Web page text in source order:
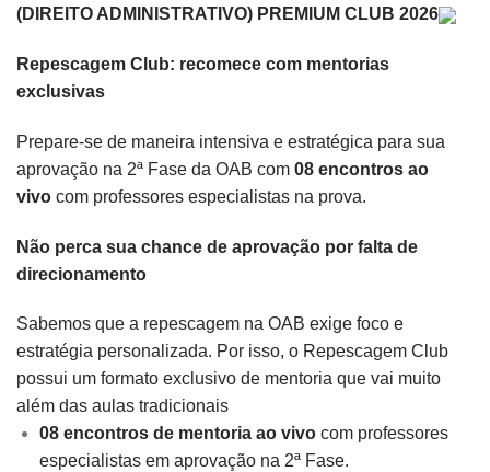
(DIREITO ADMINISTRATIVO) PREMIUM CLUB 2026
Repescagem Club: recomece com mentorias
exclusivas
Prepare-se de maneira intensiva e estratégica para sua
aprovação na 2ª Fase da OAB com 08 encontros ao
vivo com professores especialistas na prova.
Não perca sua chance de aprovação por falta de
direcionamento
Sabemos que a repescagem na OAB exige foco e
estratégia personalizada. Por isso, o Repescagem Club
possui um formato exclusivo de mentoria que vai muito
além das aulas tradicionais
08 encontros de mentoria ao vivocom professores
especialistas em aprovação na 2ª Fase.